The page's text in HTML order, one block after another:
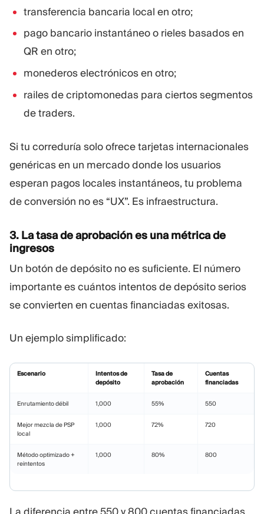
transferencia bancaria local en otro;
pago bancario instantáneo o rieles basados en
QR en otro;
monederos electrónicos en otro;
railes de criptomonedas para ciertos segmentos
de traders.
Si tu correduría solo ofrece tarjetas internacionales
genéricas en un mercado donde los usuarios
esperan pagos locales instantáneos, tu problema
de conversión no es “UX”. Es infraestructura.
3. La tasa de aprobación es una métrica de
ingresos
Un botón de depósito no es suficiente. El número
importante es cuántos intentos de depósito serios
se convierten en cuentas financiadas exitosas.
Un ejemplo simplificado:
Escenario
Intentos de
depósito
Tasa de
aprobación
Cuentas
financiadas
Enrutamiento débil 1,000 55% 550
Mejor mezcla de PSP
local
1,000 72% 720
Método optimizado +
reintentos
1,000 80% 800
La diferencia entre 550 y 800 cuentas financiadas